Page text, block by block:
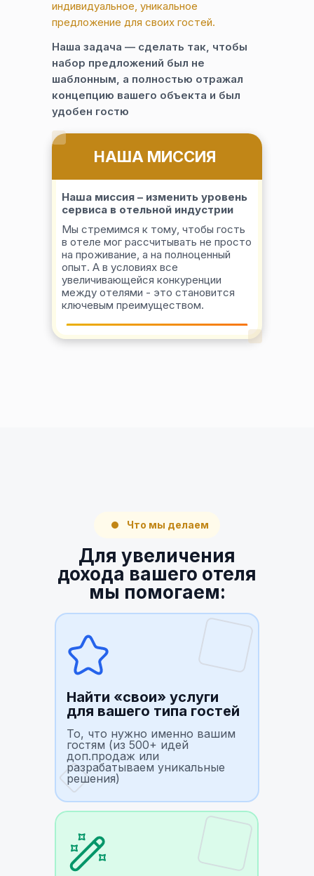
Наша миссия – изменить уровень
сервиса в отельной индустрии
Мы стремимся к тому, чтобы гость
в отеле мог рассчитывать не просто
на проживание, а на полноценный
опыт. А в условиях все
увеличивающейся конкуренции
между отелями - это становится
ключевым преимуществом.
индивидуальное, уникальное
предложение для своих гостей.
Наша задача — сделать так, чтобы
набор предложений был не
шаблонным, а полностью отражал
концепцию вашего объекта и был
удобен гостю
НАША МИССИЯ
Для увеличения
дохода вашего отеля
мы помогаем:
Что мы делаем
Найти «свои» услуги
для вашего типа гостей
То, что нужно именно вашим
гостям (из 500+ идей
доп.продаж или
разрабатываем уникальные
решения)